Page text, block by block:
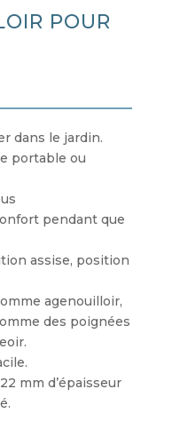
POUR
dans le jardin.
portable ou
pendant que
assise, position
agenouilloir,
des poignées
mm d’épaisseur